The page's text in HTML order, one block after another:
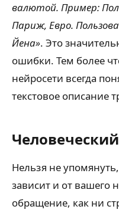
валютой. Пример:
Париж, Евро.
Йена». Это
ошибки. Тем более
нейросети всегда
текстовое описание
Нельзя не
зависит и от вашего
обращение, как ни